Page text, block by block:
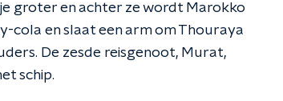
groter en achter ze wordt Marokko
cola en slaat een arm om Thouraya
De zesde reisgenoot, Murat,
schip.